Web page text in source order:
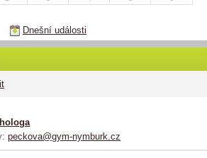
Dnešní události
peckova@gym-nymburk.cz